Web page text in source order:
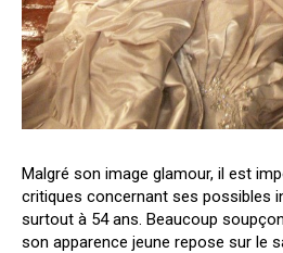
Malgré son image glamour, il est
critiques concernant ses possibles
surtout à 54 ans. Beaucoup
son apparence jeune repose sur le